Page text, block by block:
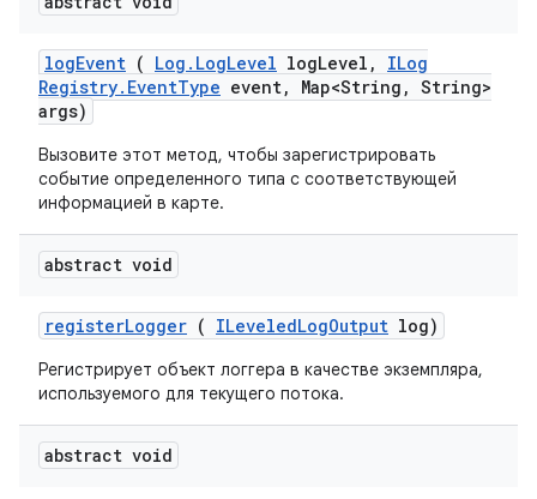
logEvent ( Log . LogLevel logLevel ,
ILog
Registry. EventType event, Map<String , String>
args)
Вызовите этот метод, чтобы зарегистрировать
событие определенного типа с соответствующей
информацией в карте.
abstract void
registerLogger ( ILeveledLogOutput log)
Регистрирует объект логгера в качестве экземпляра,
используемого для текущего потока.
abstract void